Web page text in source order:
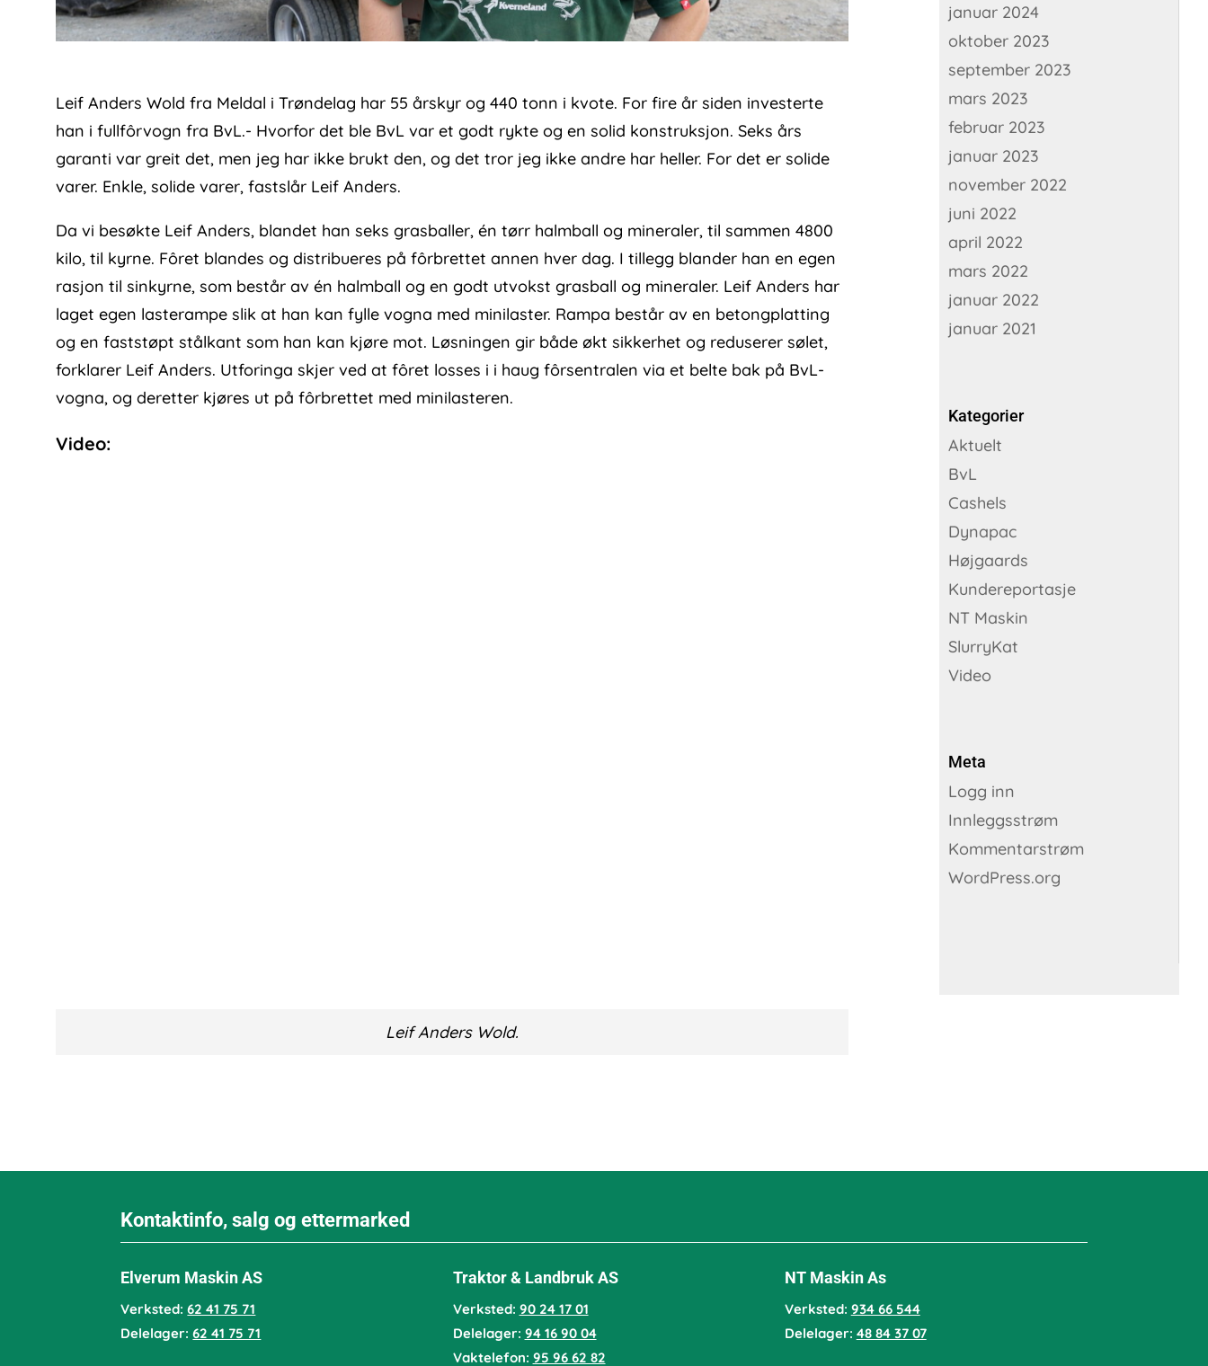
Leif Anders Wold fra Meldal i Trøndelag har 55 årskyr og 440 tonn i kvote. For fire år siden investerte
han i fullfôrvogn fra BvL.- Hvorfor det ble BvL var et godt rykte og en solid konstruksjon. Seks års
garanti var greit det, men jeg har ikke brukt den, og det tror jeg ikke andre har heller. For det er solide
varer. Enkle, solide varer, fastslår Leif Anders.
Da vi besøkte Leif Anders, blandet han seks grasballer, én tørr halmball og mineraler, til sammen 4800
kilo, til kyrne. Fôret blandes og distribueres på fôrbrettet annen hver dag. I tillegg blander han en egen
rasjon til sinkyrne, som består av én halmball og en godt utvokst grasball og mineraler. Leif Anders har
laget egen lasterampe slik at han kan fylle vogna med minilaster. Rampa består av en betongplatting
og en faststøpt stålkant som han kan kjøre mot. Løsningen gir både økt sikkerhet og reduserer sølet,
forklarer Leif Anders. Utforinga skjer ved at fôret losses i i haug fôrsentralen via et belte bak på BvL-
vogna, og deretter kjøres ut på fôrbrettet med minilasteren.
Video:
Leif Anders Wold.
januar 2024
oktober 2023
september 2023
mars 2023
februar 2023
januar 2023
november 2022
juni 2022
april 2022
mars 2022
januar 2022
januar 2021
Kategorier
Aktuelt
BvL
Cashels
Dynapac
Højgaards
Kundereportasje
NT Maskin
SlurryKat
Video
Meta
Logg inn
Innleggsstrøm
Kommentarstrøm
WordPress.org
Kontaktinfo, salg og ettermarked
Elverum Maskin AS
Verksted:62 41 75 71
Delelager:62 41 75 71
Traktor & Landbruk AS
Verksted: 90 24 17 01
Delelager: 94 16 90 04
Vaktelefon: 95 96 62 82
NT Maskin As
Verksted: 934 66 544
Delelager: 48 84 37 07